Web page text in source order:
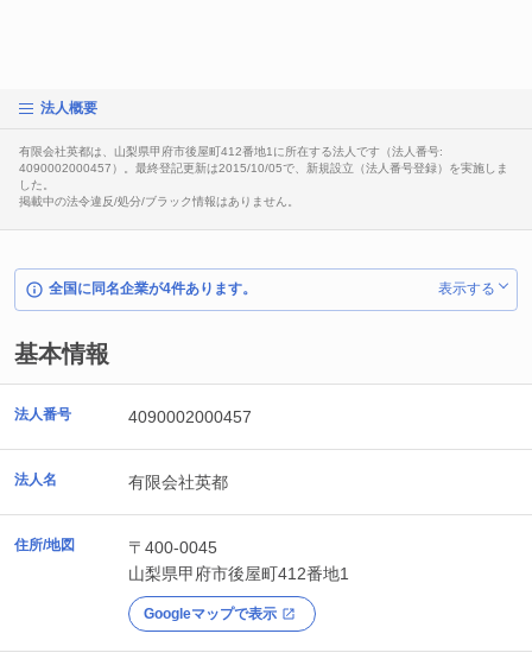
法人概要
有限会社英都は、山梨県甲府市後屋町412番地1に所在する法人です（法人番号:
4090002000457）。最終登記更新は2015/10/05で、新規設立（法人番号登録）を実施しま
した。
掲載中の法令違反/処分/ブラック情報はありません。
全国に同名企業が4件あります。 表示する
基本情報
法人番号 4090002000457
法人名 有限会社英都
住所/地図
〒400-0045
山梨県甲府市後屋町412番地1
Googleマップで表示